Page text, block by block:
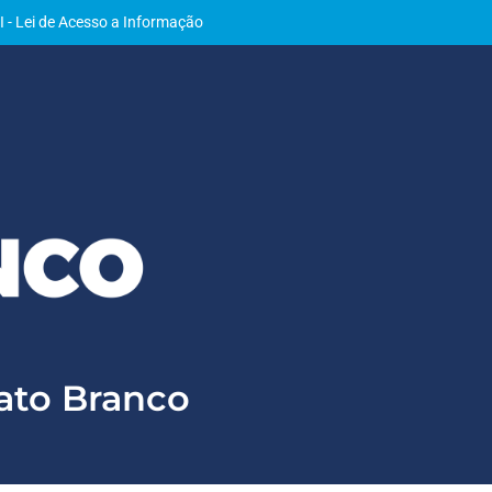
- Lei de Acesso a Informação
Branco